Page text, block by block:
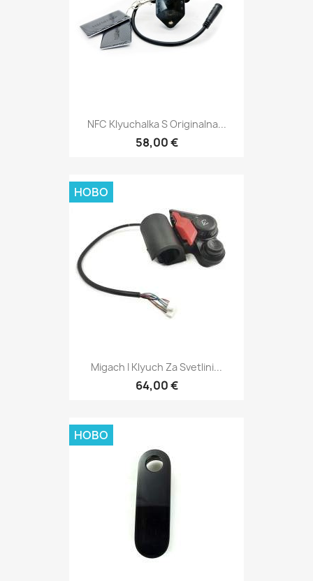
NFC Klyuchalka S Originalna...
58,00 €
Migach I Klyuch Za Svetlini...
64,00 €
НОВО
НОВО